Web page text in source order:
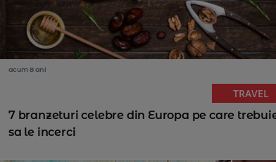
acum 8 ani
TRAVEL
7 branzeturi celebre din Europa pe care
sa le incerci